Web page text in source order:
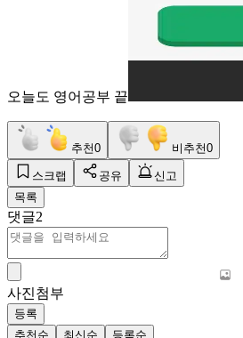
오늘도 영어공부 끝
추천0 비추천0
스크랩 공유
신고
목록
댓글2
사진첨부
등록
추천순
최신순 등록순